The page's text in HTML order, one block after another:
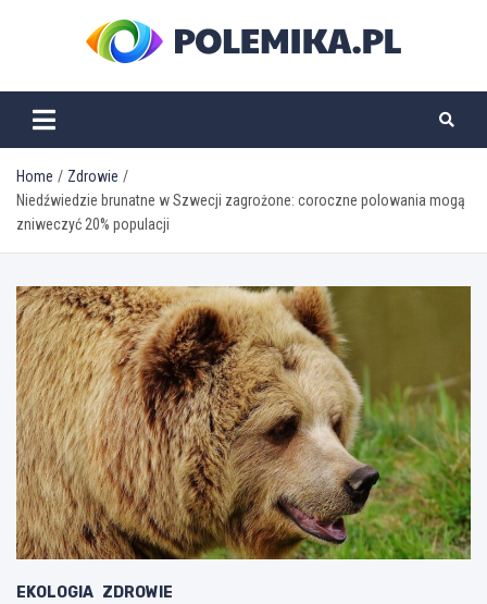
polemika.pl
Home
Zdrowie
Niedźwiedzie brunatne w Szwecji zagrożone: coroczne polowania mogą
zniweczyć 20% populacji
EKOLOGIA ZDROWIE